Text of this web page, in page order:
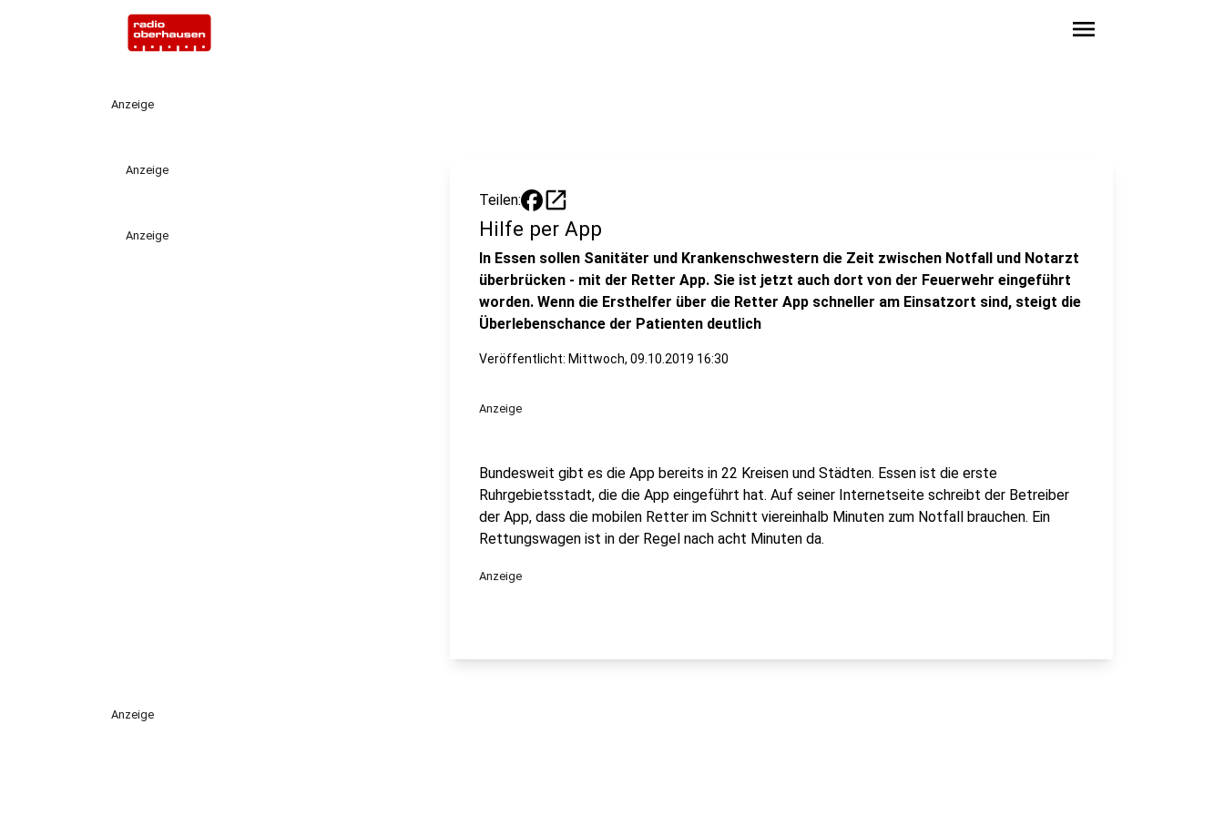
menu
Anzeige
Anzeige
Anzeige
Teilen: open_in_new
Hilfe per App
In Essen sollen Sanitäter und Krankenschwestern die Zeit zwischen Notfall und Notarzt
überbrücken - mit der Retter App. Sie ist jetzt auch dort von der Feuerwehr eingeführt
worden. Wenn die Ersthelfer über die Retter App schneller am Einsatzort sind, steigt die
Überlebenschance der Patienten deutlich
Veröffentlicht: Mittwoch, 09.10.2019 16:30
Anzeige
Bundesweit gibt es die App bereits in 22 Kreisen und Städten. Essen ist die erste
Ruhrgebietsstadt, die die App eingeführt hat. Auf seiner Internetseite schreibt der Betreiber
der App, dass die mobilen Retter im Schnitt viereinhalb Minuten zum Notfall brauchen. Ein
Rettungswagen ist in der Regel nach acht Minuten da.
Anzeige
Anzeige